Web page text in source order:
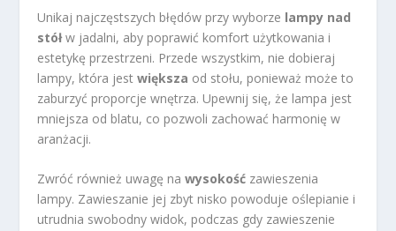
Unikaj najczęstszych błędów przy wyborze lampy nad
stółw jadalni, aby poprawić komfort użytkowania i
estetykę przestrzeni. Przede wszystkim, nie dobieraj
lampy, która jestwiększa od stołu, ponieważ może to
zaburzyć proporcje wnętrza. Upewnij się, że lampa jest
mniejsza od blatu, co pozwoli zachować harmonię w
aranżacji.
Zwróć również uwagę nawysokość zawieszenia
lampy. Zawieszanie jej zbyt nisko powoduje oślepianie i
utrudnia swobodny widok, podczas gdy zawieszenie